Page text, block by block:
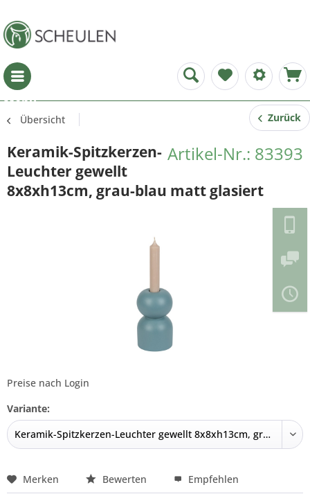
Menü
Übersicht Zurück
Artikel-Nr.: 83393
Keramik-Spitzkerzen-
Leuchter gewellt
8x8xh13cm, grau-blau matt glasiert
Preise nach Login
Variante:
Merken Bewerten Empfehlen